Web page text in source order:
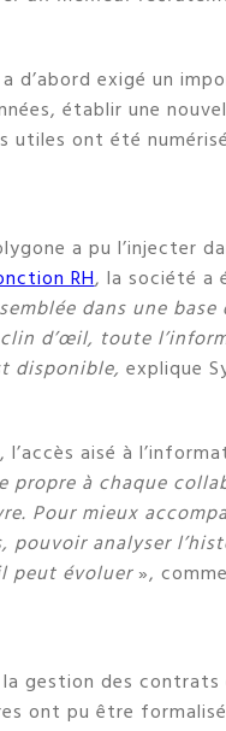
d’abord exigé un
établir une
utiles ont été
a pu l’injecter
RH, la société a
dans une
d’œil, toute
disponible, explique
l’accès aisé à
propre à chaque
Pour mieux
analyser
peut évoluer»,
gestion des
ont pu être